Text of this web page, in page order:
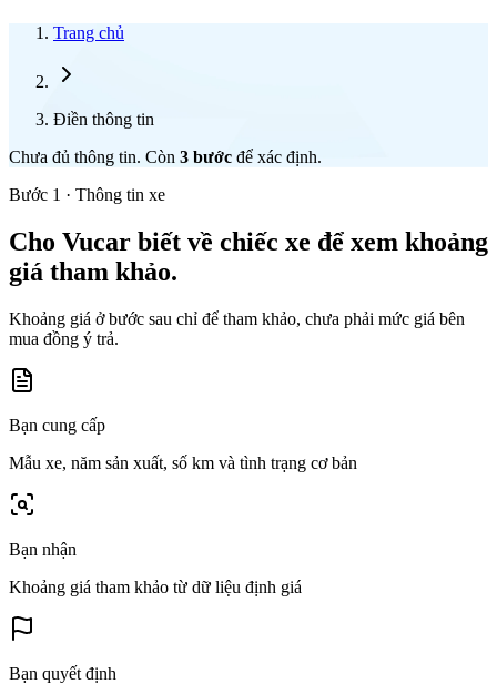
Trang chủ
Điền thông tin
Chưa đủ thông tin. Còn 3 bước để xác định.
Bước 1 · Thông tin xe
Cho Vucar biết về chiếc xe để xem khoảng
giá tham khảo.
Khoảng giá ở bước sau chỉ để tham khảo, chưa phải mức giá bên
mua đồng ý trả.
Bạn cung cấp
Mẫu xe, năm sản xuất, số km và tình trạng cơ bản
Bạn nhận
Khoảng giá tham khảo từ dữ liệu định giá
Bạn quyết định